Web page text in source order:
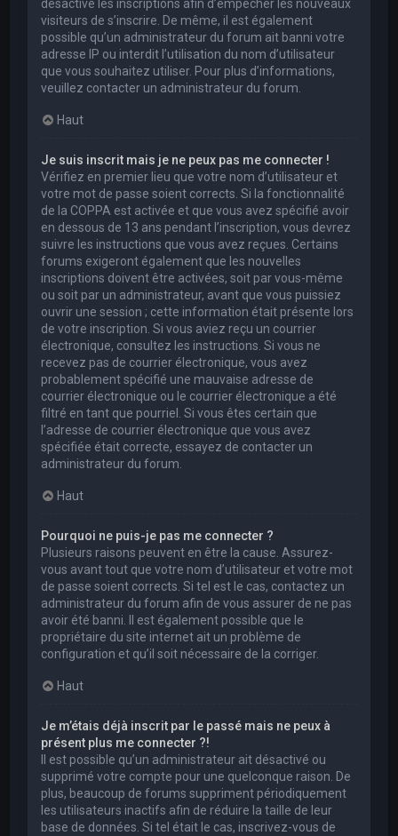
désactivé les inscriptions afin d’empêcher les nouveaux
visiteurs de s’inscrire. De même, il est également
possible qu’un administrateur du forum ait banni votre
adresse IP ou interdit l’utilisation du nom d’utilisateur
que vous souhaitez utiliser. Pour plus d’informations,
veuillez contacter un administrateur du forum.
Haut
Je suis inscrit mais je ne peux pas me connecter !
Vérifiez en premier lieu que votre nom d’utilisateur et
votre mot de passe soient corrects. Si la fonctionnalité
de la COPPA est activée et que vous avez spécifié avoir
en dessous de 13 ans pendant l’inscription, vous devrez
suivre les instructions que vous avez reçues. Certains
forums exigeront également que les nouvelles
inscriptions doivent être activées, soit par vous-même
ou soit par un administrateur, avant que vous puissiez
ouvrir une session ; cette information était présente lors
de votre inscription. Si vous aviez reçu un courrier
électronique, consultez les instructions. Si vous ne
recevez pas de courrier électronique, vous avez
probablement spécifié une mauvaise adresse de
courrier électronique ou le courrier électronique a été
filtré en tant que pourriel. Si vous êtes certain que
l’adresse de courrier électronique que vous avez
spécifiée était correcte, essayez de contacter un
administrateur du forum.
Haut
Pourquoi ne puis-je pas me connecter ?
Plusieurs raisons peuvent en être la cause. Assurez-
vous avant tout que votre nom d’utilisateur et votre mot
de passe soient corrects. Si tel est le cas, contactez un
administrateur du forum afin de vous assurer de ne pas
avoir été banni. Il est également possible que le
propriétaire du site internet ait un problème de
configuration et qu’il soit nécessaire de la corriger.
Haut
Je m’étais déjà inscrit par le passé mais ne peux à
présent plus me connecter ?!
Il est possible qu’un administrateur ait désactivé ou
supprimé votre compte pour une quelconque raison. De
plus, beaucoup de forums suppriment périodiquement
les utilisateurs inactifs afin de réduire la taille de leur
base de données. Si tel était le cas, inscrivez-vous de